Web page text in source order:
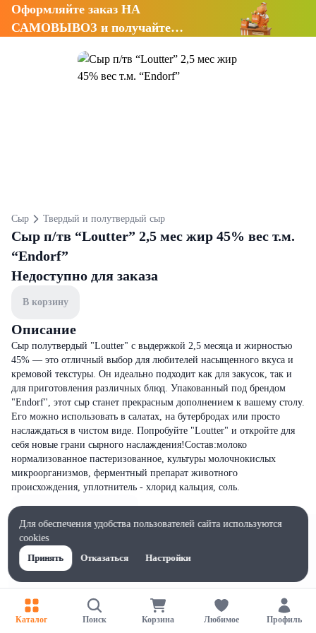
Оформляйте заказ НА
САМОВЫВОЗ и получайте
Сыр Твердый и полутвердый сыр
Сыр п/тв “Loutter” 2,5 мес жир 45% вес т.м.
“Endorf”
Недоступно для заказа
В корзину
Описание
Сыр полутвердый "Loutter" с выдержкой 2,5 месяца и жирностью
45% — это отличный выбор для любителей насыщенного вкуса и
кремовой текстуры. Он идеально подходит как для закусок, так и
для приготовления различных блюд. Упакованный под брендом
"Endorf", этот сыр станет прекрасным дополнением к вашему столу.
Его можно использовать в салатах, на бутербродах или просто
наслаждаться в чистом виде. Попробуйте "Loutter" и откройте для
себя новые грани сырного наслаждения!Состав:молоко
нормализованное пастеризованное, культуры молочнокислых
микроорганизмов, ферментный препарат животного
происхождения, уплотнитель - хлорид кальция, соль.
Каталог Поиск Корзина Любимое Профиль
Для обеспечения удобства пользователей сайта используются
cookies
Принять
Отказаться Настройки